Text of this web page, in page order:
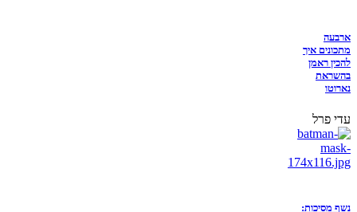
ארבעה
מתכונים איך
להכין ראמן
בהשראת
נארוטו
עדי פרל
נשף מסיכות: